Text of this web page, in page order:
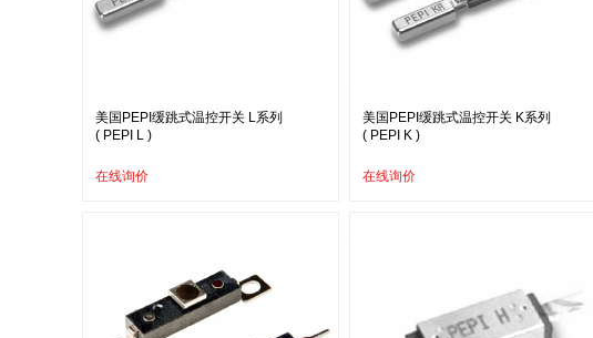
美国PEPI缓跳式温控开关 L系列
( PEPI L )
在线询价
美国PEPI缓跳式温控开关 K系列
( PEPI K )
在线询价